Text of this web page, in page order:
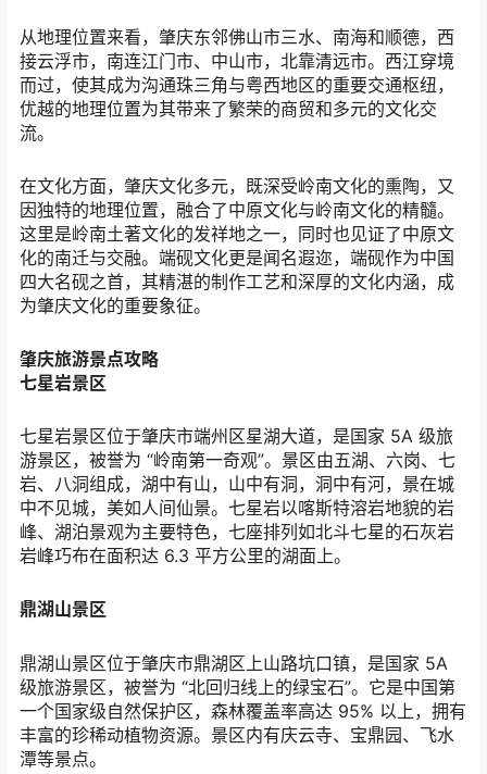
从地理位置来看，肇庆东邻佛山市三水、南海和顺德，西
接云浮市，南连江门市、中山市，北靠清远市。西江穿境
而过，使其成为沟通珠三角与粤西地区的重要交通枢纽，
优越的地理位置为其带来了繁荣的商贸和多元的文化交
流。
在文化方面，肇庆文化多元，既深受岭南文化的熏陶，又
因独特的地理位置，融合了中原文化与岭南文化的精髓。
这里是岭南土著文化的发祥地之一，同时也见证了中原文
化的南迁与交融。端砚文化更是闻名遐迩，端砚作为中国
四大名砚之首，其精湛的制作工艺和深厚的文化内涵，成
为肇庆文化的重要象征。
肇庆旅游景点攻略
七星岩景区
七星岩景区位于肇庆市端州区星湖大道，是国家 5A 级旅
游景区，被誉为 “岭南第一奇观”。景区由五湖、六岗、七
岩、八洞组成，湖中有山，山中有洞，洞中有河，景在城
中不见城，美如人间仙景。七星岩以喀斯特溶岩地貌的岩
峰、湖泊景观为主要特色，七座排列如北斗七星的石灰岩
岩峰巧布在面积达 6.3 平方公里的湖面上。
鼎湖山景区
鼎湖山景区位于肇庆市鼎湖区上山路坑口镇，是国家 5A
级旅游景区，被誉为 “北回归线上的绿宝石”。它是中国第
一个国家级自然保护区，森林覆盖率高达 95% 以上，拥有
丰富的珍稀动植物资源。景区内有庆云寺、宝鼎园、飞水
潭等景点。